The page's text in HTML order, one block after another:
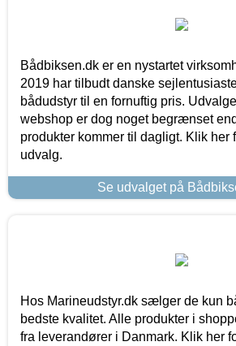
Bådbiksen.dk er en nystartet
2019 har tilbudt danske
bådudstyr til en fornuftig pris.
webshop er dog noget begrænset
produkter kommer til dagligt. Klik her
udvalg.
Se udvalget på
Hos Marineudstyr.dk sælger de kun
bedste kvalitet. Alle produkter i
fra leverandører i Danmark. Klik her